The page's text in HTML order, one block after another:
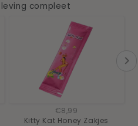
compleet
€8,99
Kitty Kat Honey Zakjes